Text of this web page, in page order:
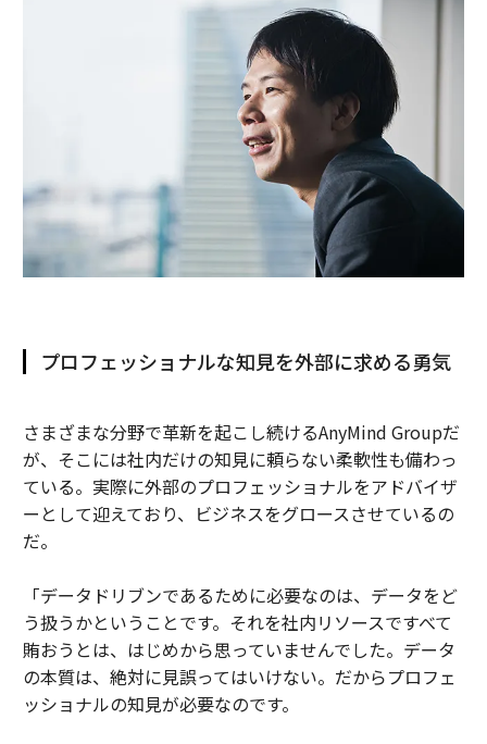
プロフェッショナルな知見を外部に求める勇気
さまざまな分野で革新を起こし続けるAnyMind Groupだ
が、そこには社内だけの知見に頼らない柔軟性も備わっ
ている。実際に外部のプロフェッショナルをアドバイザ
ーとして迎えており、ビジネスをグロースさせているの
だ。
「データドリブンであるために必要なのは、データをど
う扱うかということです。それを社内リソースですべて
賄おうとは、はじめから思っていませんでした。データ
の本質は、絶対に見誤ってはいけない。だからプロフェ
ッショナルの知見が必要なのです。